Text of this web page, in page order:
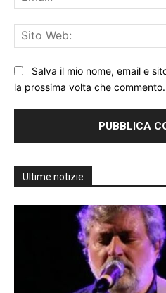
Salva il mio nome, email e
la prossima volta che commento.
Ultime notizie